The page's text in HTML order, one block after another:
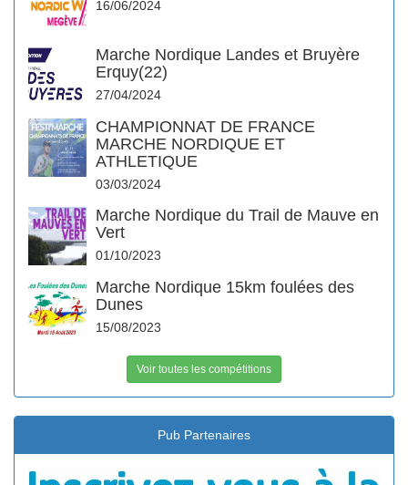
16/06/2024
Marche Nordique Landes et Bruyère
Erquy(22)
27/04/2024
CHAMPIONNAT DE FRANCE
MARCHE NORDIQUE ET
ATHLETIQUE
03/03/2024
Marche Nordique du Trail de Mauve en
Vert
01/10/2023
Marche Nordique 15km foulées des
Dunes
15/08/2023
Voir toutes les compétitions
Pub Partenaires